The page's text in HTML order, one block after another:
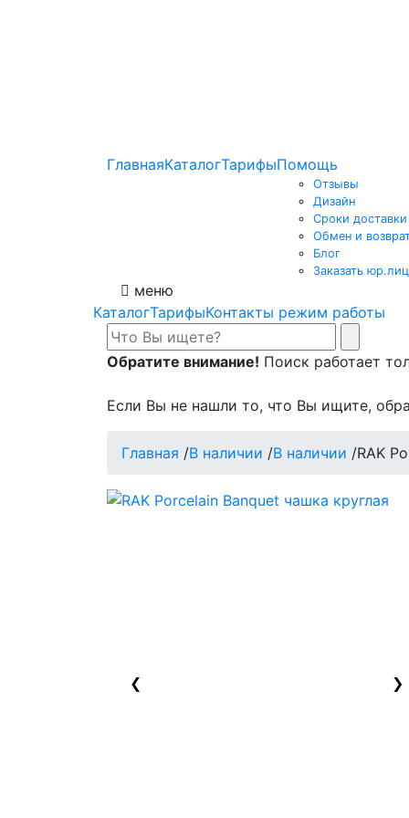
ГлавнаяКаталогТарифыПомощь
Отзывы
Дизайн
Сроки доставки
Обмен и
Блог
Заказать
меню
КаталогТарифыКонтакты режим работы
Обратите внимание! Поиск работает
Если Вы не нашли то, что Вы ищите,
Главная /В наличии /В наличии /RAK
❮ ❯